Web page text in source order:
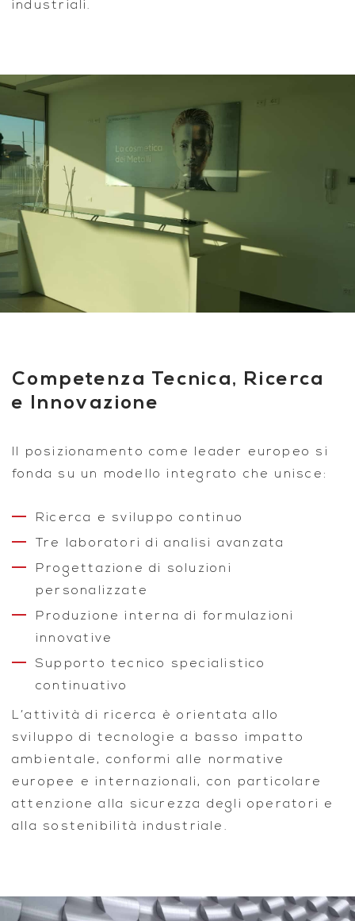
industriali.
Competenza Tecnica, Ricerca
e Innovazione
Il posizionamento come leader europeo si
fonda su un modello integrato che unisce:
Ricerca e sviluppo continuo
Tre laboratori di analisi avanzata
Progettazione di soluzioni
personalizzate
Produzione interna di formulazioni
innovative
Supporto tecnico specialistico
continuativo
L’attività di ricerca è orientata allo
sviluppo di tecnologie a basso impatto
ambientale, conformi alle normative
europee e internazionali, con particolare
attenzione alla sicurezza degli operatori e
alla sostenibilità industriale.